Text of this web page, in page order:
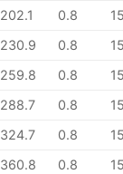
202.1 0.8
230.9 0.8
259.8 0.8
288.7 0.8
324.7 0.8
360.8 0.8